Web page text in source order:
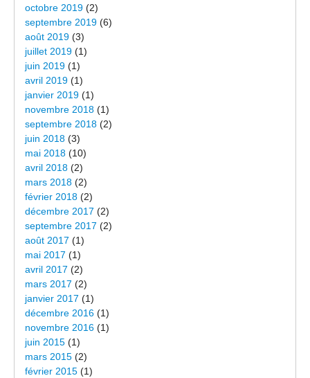
octobre 2019 (2)
septembre 2019 (6)
août 2019 (3)
juillet 2019 (1)
juin 2019 (1)
avril 2019 (1)
janvier 2019 (1)
novembre 2018 (1)
septembre 2018 (2)
juin 2018 (3)
mai 2018 (10)
avril 2018 (2)
mars 2018 (2)
février 2018 (2)
décembre 2017 (2)
septembre 2017 (2)
août 2017 (1)
mai 2017 (1)
avril 2017 (2)
mars 2017 (2)
janvier 2017 (1)
décembre 2016 (1)
novembre 2016 (1)
juin 2015 (1)
mars 2015 (2)
février 2015 (1)